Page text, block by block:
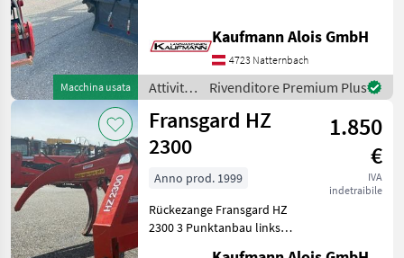
Macchina usata
Einfachwirkendes
Steuergerät Notwendig Die
Fa. Kaufmann zeigt Ihnen
die Masc
Kaufmann Alois GmbH
4723 Natternbach
Attività
forestali
e
lavorazione
del
legno /
Rivenditore Premium Plus
Fransgard HZ
2300
1.850
€
IVA
indetraibile
Anno prod. 1999
Rückezange Fransgard HZ
2300 3 Punktanbau links